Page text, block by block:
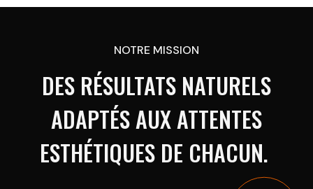
NOTRE MISSION
DES RÉSULTATS NATURELS
ADAPTÉS AUX ATTENTES
ESTHÉTIQUES DE CHACUN.